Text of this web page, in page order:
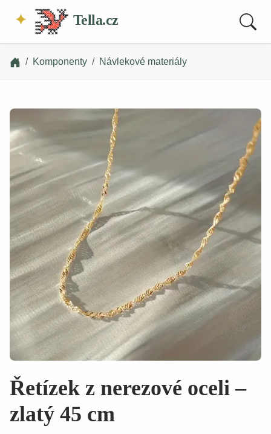
Tella.cz
Komponenty Návlekové materiály
Řetízek z nerezové oceli –
zlatý 45 cm